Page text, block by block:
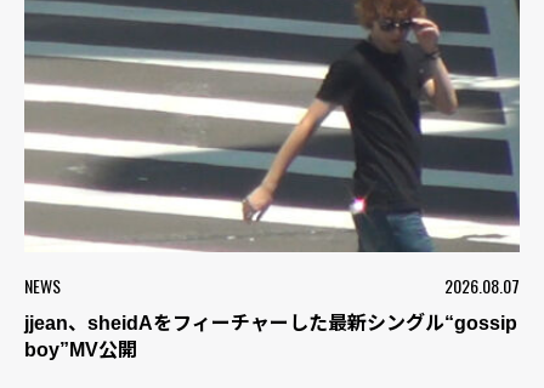
NEWS 2026.08.07
jjean、sheidAをフィーチャーした最新シングル“gossip
boy”MV公開